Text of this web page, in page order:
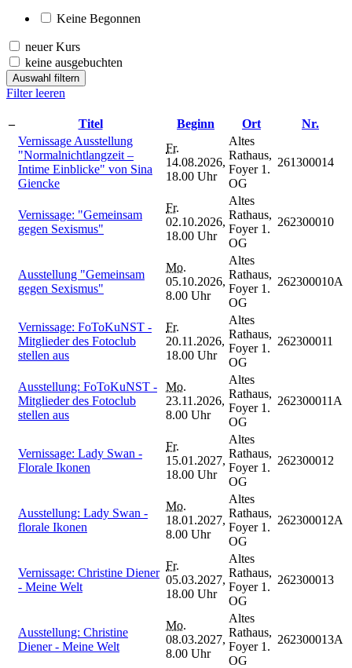
Keine Begonnen
neuer Kurs
keine ausgebuchten
Auswahl filtern
Filter leeren
– Titel Beginn Ort
Nr.
Vernissage Ausstellung
"Normalnichtlangzeit –
Intime Einblicke" von Sina
Giencke
Fr.
14.08.2026,
18.00 Uhr
Altes
Rathaus,
Foyer 1.
OG
261300014
Vernissage: "Gemeinsam
gegen Sexismus"
Fr.
02.10.2026,
18.00 Uhr
Altes
Rathaus,
Foyer 1.
OG
262300010
Ausstellung "Gemeinsam
gegen Sexismus"
Mo.
05.10.2026,
8.00 Uhr
Altes
Rathaus,
Foyer 1.
OG
262300010A
Vernissage: FoToKuNST -
Mitglieder des Fotoclub
stellen aus
Fr.
20.11.2026,
18.00 Uhr
Altes
Rathaus,
Foyer 1.
OG
262300011
Ausstellung: FoToKuNST -
Mitglieder des Fotoclub
stellen aus
Mo.
23.11.2026,
8.00 Uhr
Altes
Rathaus,
Foyer 1.
OG
262300011A
Vernissage: Lady Swan -
Florale Ikonen
Fr.
15.01.2027,
18.00 Uhr
Altes
Rathaus,
Foyer 1.
OG
262300012
Ausstellung: Lady Swan -
florale Ikonen
Mo.
18.01.2027,
8.00 Uhr
Altes
Rathaus,
Foyer 1.
OG
262300012A
Vernissage: Christine Diener
- Meine Welt
Fr.
05.03.2027,
18.00 Uhr
Altes
Rathaus,
Foyer 1.
OG
262300013
Ausstellung: Christine
Diener - Meine Welt
Mo.
08.03.2027,
8.00 Uhr
Altes
Rathaus,
Foyer 1.
OG
262300013A